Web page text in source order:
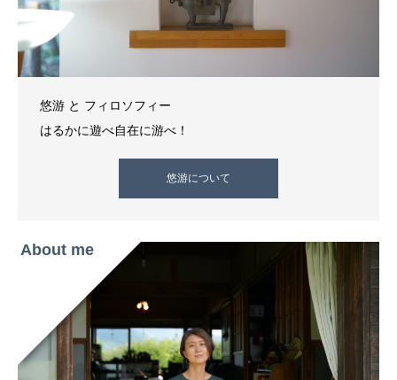
悠游 と フィロソフィー
はるかに遊べ自在に游べ！
悠游について
About me